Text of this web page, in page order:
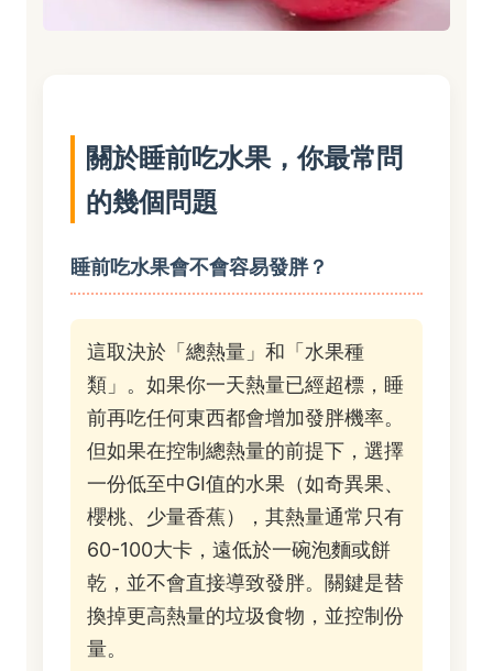
關於睡前吃水果，你最常問
的幾個問題
睡前吃水果會不會容易發胖？
這取決於「總熱量」和「水果種
類」。如果你一天熱量已經超標，睡
前再吃任何東西都會增加發胖機率。
但如果在控制總熱量的前提下，選擇
一份低至中GI值的水果（如奇異果、
櫻桃、少量香蕉），其熱量通常只有
60-100大卡，遠低於一碗泡麵或餅
乾，並不會直接導致發胖。關鍵是替
換掉更高熱量的垃圾食物，並控制份
量。